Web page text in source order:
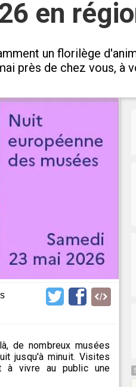
en
un florilège
près de chez vous, à
de nombreux musées
jusqu'à minuit. Visites
à vivre au public une